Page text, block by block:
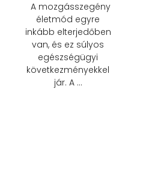
A mozgásszegény
életmód egyre
inkább elterjedőben
van, és ez súlyos
egészségügyi
következményekkel
jár. A …